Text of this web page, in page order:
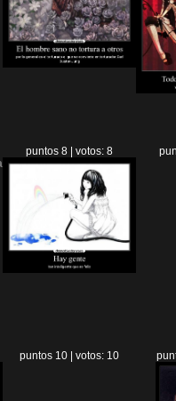
puntos 8 | votos: 8
puntos 10 | votos: 10